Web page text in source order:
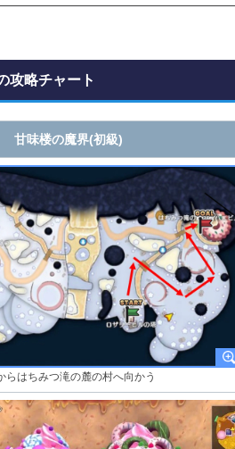
攻略チャート
甘味楼の魔界(初級)
らはちみつ滝の麓の村へ向かう